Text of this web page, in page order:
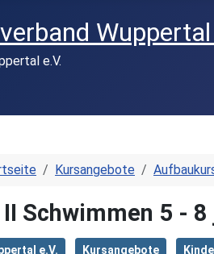
e.V.
Kursangebote
Schwimmen 5 -
e.V. Kursangebote